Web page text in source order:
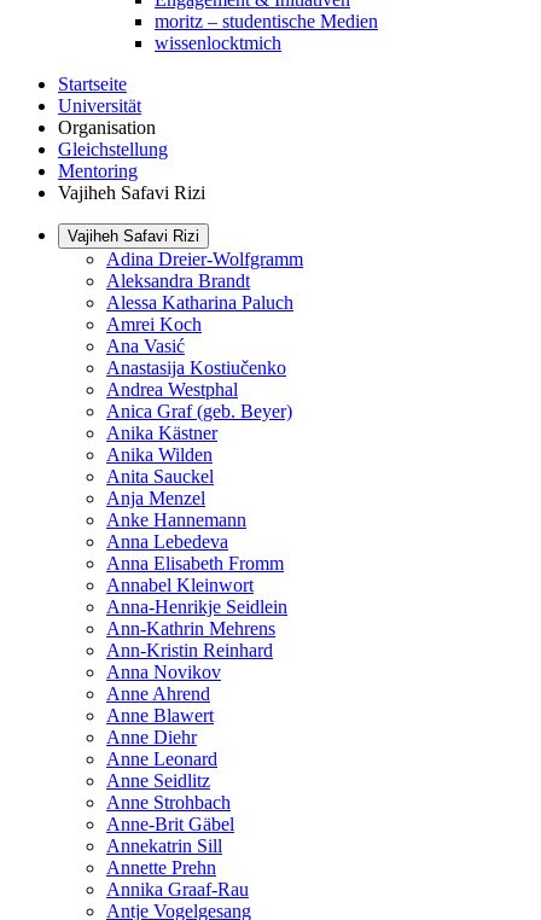
moritz – studentische Medien
wissenlocktmich
Startseite
Universität
Organisation
Gleichstellung
Mentoring
Vajiheh Safavi Rizi
Vajiheh Safavi Rizi
Adina Dreier-Wolfgramm
Aleksandra Brandt
Alessa Katharina Paluch
Amrei Koch
Ana Vasić
Anastasija Kostiučenko
Andrea Westphal
Anica Graf (geb. Beyer)
Anika Kästner
Anika Wilden
Anita Sauckel
Anja Menzel
Anke Hannemann
Anna Lebedeva
Anna Elisabeth Fromm
Annabel Kleinwort
Anna-Henrikje Seidlein
Ann-Kathrin Mehrens
Ann-Kristin Reinhard
Anna Novikov
Anne Ahrend
Anne Blawert
Anne Diehr
Anne Leonard
Anne Seidlitz
Anne Strohbach
Anne-Brit Gäbel
Annekatrin Sill
Annette Prehn
Annika Graaf-Rau
Antje Vogelgesang